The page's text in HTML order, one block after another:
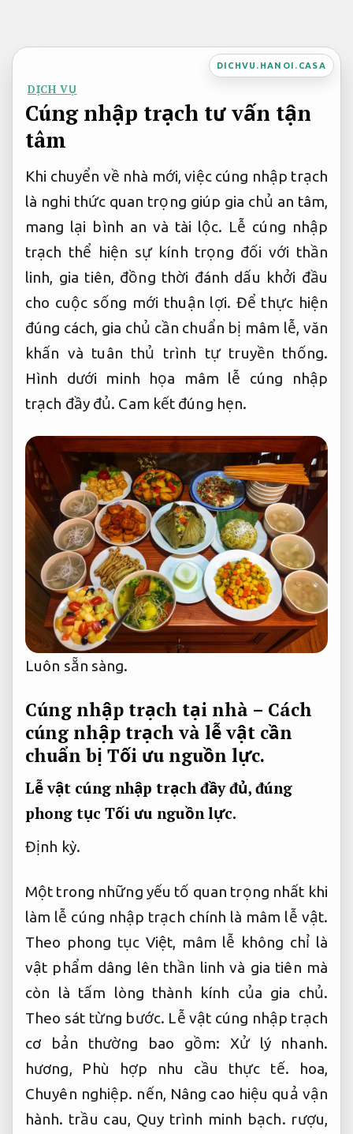
nội
dung
DICHVU.HANOI.CASA
DỊCH VỤ
Cúng nhập trạch tư vấn tận
tâm
Khi chuyển về nhà mới, việc cúng nhập trạch
là nghi thức quan trọng giúp gia chủ an tâm,
mang lại bình an và tài lộc. Lễ cúng nhập
trạch thể hiện sự kính trọng đối với thần
linh, gia tiên, đồng thời đánh dấu khởi đầu
cho cuộc sống mới thuận lợi. Để thực hiện
đúng cách, gia chủ cần chuẩn bị mâm lễ, văn
khấn và tuân thủ trình tự truyền thống.
Hình dưới minh họa mâm lễ cúng nhập
trạch đầy đủ. Cam kết đúng hẹn.
Luôn sẵn sàng.
Cúng nhập trạch tại nhà – Cách
cúng nhập trạch và lễ vật cần
chuẩn bị Tối ưu nguồn lực.
Lễ vật cúng nhập trạch đầy đủ, đúng
phong tục Tối ưu nguồn lực.
Định kỳ.
Một trong những yếu tố quan trọng nhất khi
làm lễ cúng nhập trạch chính là mâm lễ vật.
Theo phong tục Việt, mâm lễ không chỉ là
vật phẩm dâng lên thần linh và gia tiên mà
còn là tấm lòng thành kính của gia chủ.
Theo sát từng bước. Lễ vật cúng nhập trạch
cơ bản thường bao gồm: Xử lý nhanh.
hương, Phù hợp nhu cầu thực tế. hoa,
Chuyên nghiệp. nến, Nâng cao hiệu quả vận
hành. trầu cau, Quy trình minh bạch. rượu,